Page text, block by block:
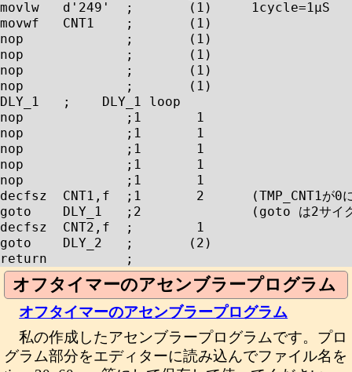
movlw	d'249'	;	(1)	1cycle=1μS
movwf	CNT1	;	(1)
nop		;	(1)
nop		;	(1)
nop		;	(1)
nop		;	(1)
DLY_1	;    DLY_1 loop
nop		;1	 1
nop		;1	 1
nop		;1	 1
nop		;1	 1
nop		;1	 1
decfsz	CNT1,f	;1	 2	(TMP_CNT1が0になると2サイクル)
goto	DLY_1	;2		(goto は2サイクル)
decfsz	CNT2,f	;	 1
goto	DLY_2	;	(2)
オフタイマーのアセンブラープログラム
オフタイマーのアセンブラープログラム
私の作成したアセンブラープログラムです。プロ
グラム部分をエディターに読み込んでファイル名を